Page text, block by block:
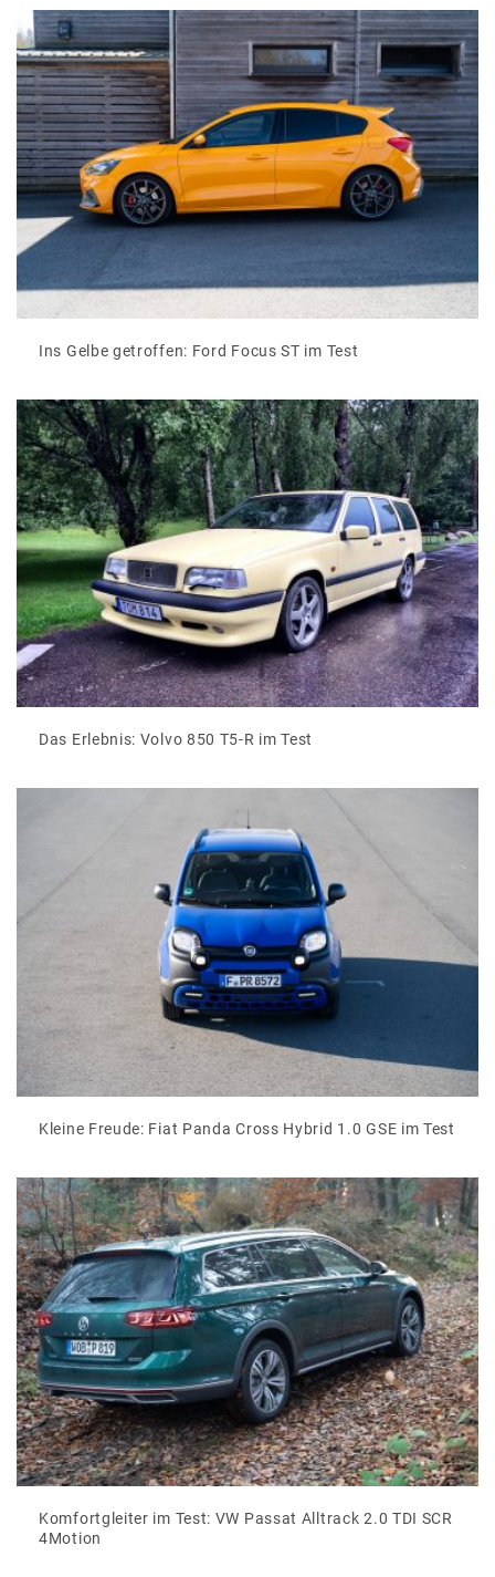
Ins Gelbe getroffen: Ford Focus ST im Test
Das Erlebnis: Volvo 850 T5-R im Test
Kleine Freude: Fiat Panda Cross Hybrid 1.0 GSE im Test
Komfortgleiter im Test: VW Passat Alltrack 2.0 TDI SCR
4Motion